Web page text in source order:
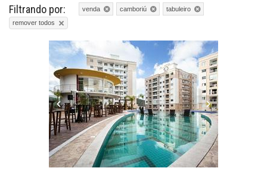
Filtrando por: venda camboriú
tabuleiro
remover todos